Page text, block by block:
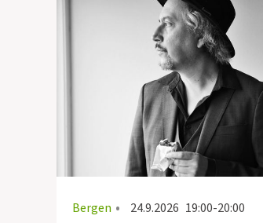
Bergen • 24.9.2026 19:00-20:00